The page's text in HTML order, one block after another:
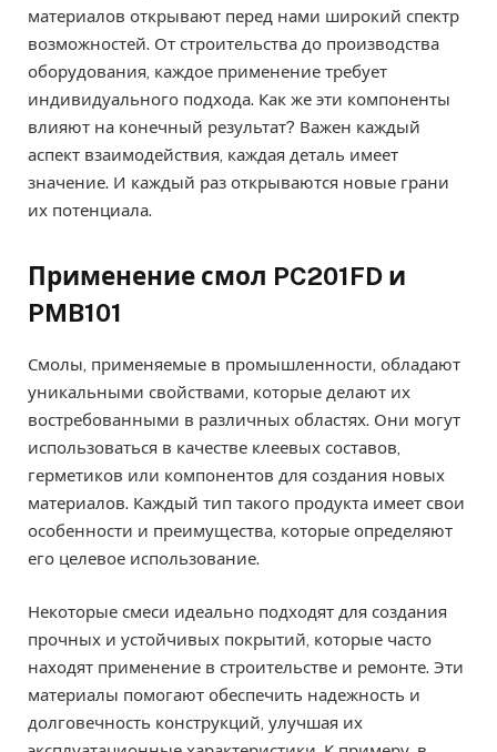
материалов открывают перед нами широкий спектр
возможностей. От строительства до производства
оборудования, каждое применение требует
индивидуального подхода. Как же эти компоненты
влияют на конечный результат? Важен каждый
аспект взаимодействия, каждая деталь имеет
значение. И каждый раз открываются новые грани
их потенциала.
Применение смол PC201FD и
PMB101
Смолы, применяемые в промышленности, обладают
уникальными свойствами, которые делают их
востребованными в различных областях. Они могут
использоваться в качестве клеевых составов,
герметиков или компонентов для создания новых
материалов. Каждый тип такого продукта имеет свои
особенности и преимущества, которые определяют
его целевое использование.
Некоторые смеси идеально подходят для создания
прочных и устойчивых покрытий, которые часто
находят применение в строительстве и ремонте. Эти
материалы помогают обеспечить надежность и
долговечность конструкций, улучшая их